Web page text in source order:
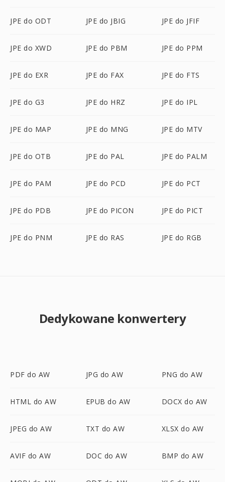
JPE do ODT JPE do JBIG JPE do JFIF
JPE do XWD JPE do PBM JPE do PPM
JPE do EXR JPE do FAX JPE do FTS
JPE do G3 JPE do HRZ JPE do IPL
JPE do MAP JPE do MNG JPE do MTV
JPE do OTB JPE do PAL JPE do PALM
JPE do PAM JPE do PCD JPE do PCT
JPE do PDB JPE do PICON JPE do PICT
JPE do PNM JPE do RAS JPE do RGB
Dedykowane konwertery
PDF do AW JPG do AW PNG do AW
HTML do AW EPUB do AW DOCX do AW
JPEG do AW TXT do AW XLSX do AW
AVIF do AW DOC do AW BMP do AW